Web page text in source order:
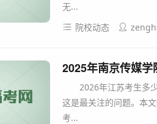
无...
院校动态
2025年南京传媒
2026年江苏考生多少
这是最关注的问题。本
考...